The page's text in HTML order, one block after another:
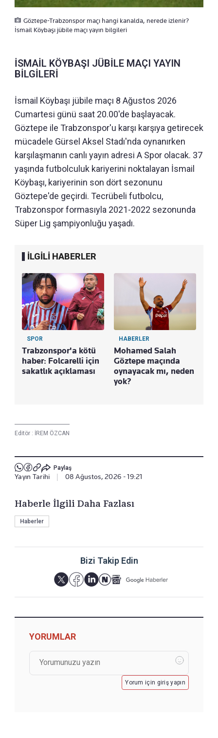
Göztepe-Trabzonspor maçı hangi kanalda, nerede izlenir?
İsmail Köybaşı jübile maçı yayın bilgileri
İSMAİL KÖYBAŞI JÜBİLE MAÇI YAYIN
BİLGİLERİ
İsmail Köybaşı jübile maçı 8 Ağustos 2026
Cumartesi günü saat 20.00'de başlayacak.
Göztepe ile Trabzonspor'u karşı karşıya getirecek
mücadele Gürsel Aksel Stadı'nda oynanırken
karşılaşmanın canlı yayın adresi A Spor olacak. 37
yaşında futbolculuk kariyerini noktalayan İsmail
Köybaşı, kariyerinin son dört sezonunu
Göztepe'de geçirdi. Tecrübeli futbolcu,
Trabzonspor formasıyla 2021-2022 sezonunda
Süper Lig şampiyonluğu yaşadı.
İLGİLİ HABERLER
SPOR
Trabzonspor'a kötü
haber: Folcarelli için
sakatlık açıklaması
HABERLER
Mohamed Salah
Göztepe maçında
oynayacak mı, neden
yok?
Editör : İREM ÖZCAN
Paylaş
Yayın Tarihi 08 Ağustos, 2026 - 19:21
Haberle İlgili Daha Fazlası
Haberler
Bizi Takip Edin
YORUMLAR
Yorum için giriş yapın